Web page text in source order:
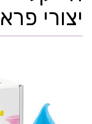
יצורי פרא